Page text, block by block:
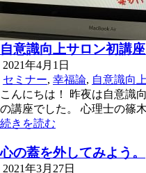
自意識向上サロン初講
2021年4月1日
セミナー, 幸福論, 自意識向
こんにちは！ 昨夜は自意識
の講座でした。 心理士の篠
続きを読む
心の蓋を外してみよう。
2021年3月27日